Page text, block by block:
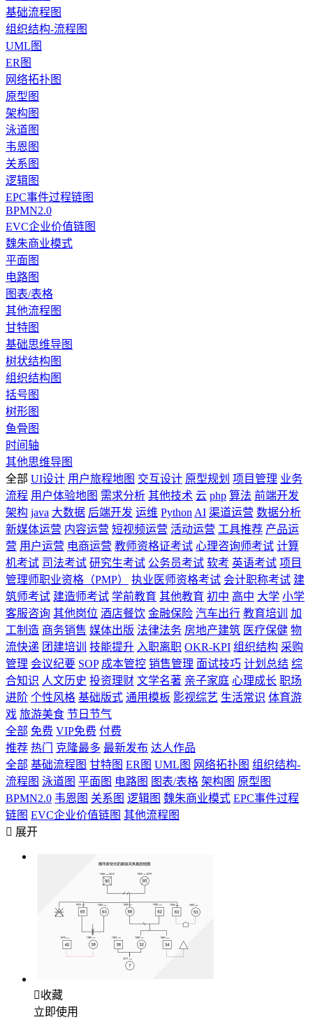
基础流程图
组织结构-流程图
UML图
ER图
网络拓扑图
原型图
架构图
泳道图
韦恩图
关系图
逻辑图
EPC事件过程链图
BPMN2.0
EVC企业价值链图
魏朱商业模式
平面图
电路图
图表/表格
其他流程图
甘特图
基础思维导图
树状结构图
组织结构图
括号图
树形图
鱼骨图
时间轴
其他思维导图
全部 UI设计 用户旅程地图 交互设计 原型规划 项目管理 业务
流程 用户体验地图 需求分析 其他技术 云 php 算法 前端开发
架构 java 大数据 后端开发 运维 Python AI 渠道运营 数据分析
新媒体运营 内容运营 短视频运营 活动运营 工具推荐 产品运
营 用户运营 电商运营 教师资格证考试 心理咨询师考试 计算
机考试 司法考试 研究生考试 公务员考试 软考 英语考试 项目
管理师职业资格（PMP）
执业医师资格考试 会计职称考试 建
筑师考试 建造师考试 学前教育 其他教育 初中 高中 大学 小学
客服咨询 其他岗位 酒店餐饮 金融保险 汽车出行 教育培训
加
工制造 商务销售 媒体出版 法律法务 房地产建筑 医疗保健 物
流快递 团建培训 技能提升 入职离职 OKR-KPI 组织结构 采购
管理 会议纪要 SOP 成本管控 销售管理 面试技巧 计划总结 综
合知识 人文历史 投资理财 文学名著 亲子家庭 心理成长 职场
进阶 个性风格 基础版式 通用模板 影视综艺 生活常识 体育游
戏 旅游美食 节日节气
全部 免费 VIP免费 付费
推荐 热门 克隆最多 最新发布 达人作品
全部 基础流程图 甘特图 ER图 UML图 网络拓扑图 组织结构-
流程图 泳道图 平面图 电路图 图表/表格 架构图 原型图
BPMN2.0 韦恩图 关系图 逻辑图 魏朱商业模式 EPC事件过程
链图 EVC企业价值链图 其他流程图
 展开
收藏
立即使用